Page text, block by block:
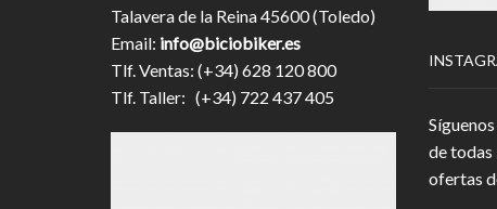
Talavera de la Reina 45600 (Toledo)
Email: info@biciobiker.es
Tlf. Ventas: (+34) 628 120 800
Tlf. Taller: (+34) 722 437 405
de todas
ofertas